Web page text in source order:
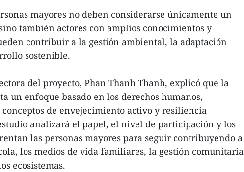
mayores no deben considerarse únicamente un
también actores con amplios conocimientos y
contribuir a la gestión ambiental, la adaptación
sostenible.
del proyecto, Phan Thanh Thanh, explicó que la
un enfoque basado en los derechos humanos,
de envejecimiento activo y resiliencia
analizará el papel, el nivel de participación y los
las personas mayores para seguir contribuyendo a
los medios de vida familiares, la gestión comunitaria
ecosistemas.